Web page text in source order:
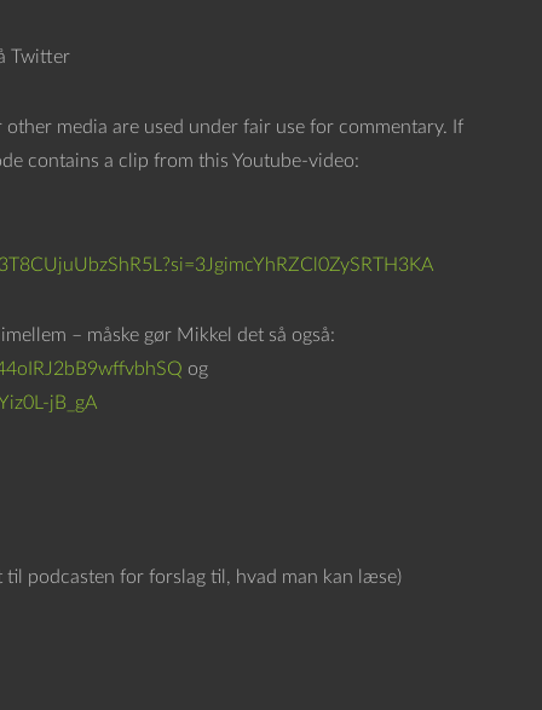
n
i
n
Twitter
media are used under fair use for commentary. If
contains a clip from this Youtube-video:
– måske gør Mikkel det så også:
og
jB_gA
podcasten for forslag til, hvad man kan læse)